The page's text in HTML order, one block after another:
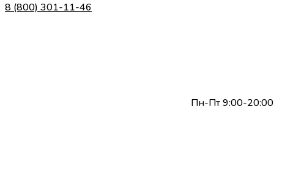
8 (800) 301-11-46
Пн-Пт 9:00-20:00